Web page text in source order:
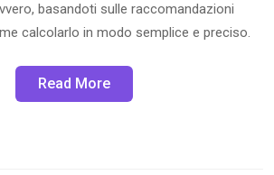
basandoti sulle raccomandazioni
calcolarlo in modo semplice e preciso.
Read More